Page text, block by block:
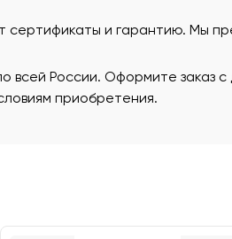
сертификаты и гарантию. Мы
всей России. Оформите заказ
приобретения.